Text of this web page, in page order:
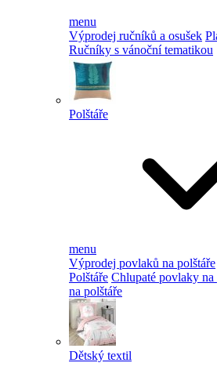
menu
Výprodej ručníků a osušek
Ručníky s vánoční tematikou
Polštáře
menu
Výprodej povlaků na polštáře
Polštáře Chlupaté povlaky na
na polštáře
Dětský textil